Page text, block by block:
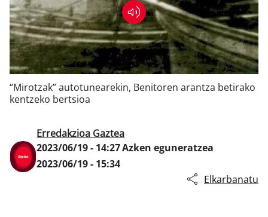
Klisk
“Mirotzak” autotunearekin, Benitoren arantza betirako
kentzeko bertsioa
Erredakzioa Gaztea
2023/06/19 - 14:27Azken eguneratzea
2023/06/19 - 15:34
Elkarbanatu